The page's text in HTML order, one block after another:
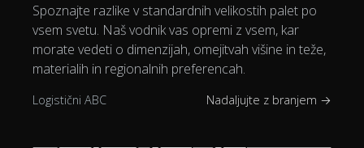
Spoznajte razlike v standardnih velikostih palet po
vsem svetu. Naš vodnik vas opremi z vsem, kar
morate vedeti o dimenzijah, omejitvah višine in teže,
materialih in regionalnih preferencah.
Logistični ABC Nadaljujte z branjem →